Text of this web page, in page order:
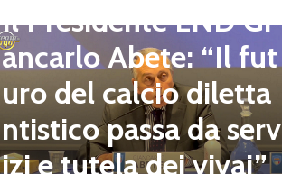
Il Presidente LND Gi
ancarlo Abete: “Il fut
uro del calcio diletta
ntistico passa da serv
izi e tutela dei vivai”